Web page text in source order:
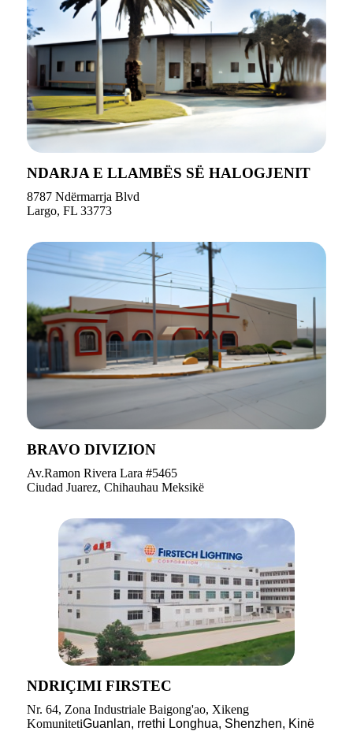
NDARJA E LLAMBËS SË HALOGJENIT
8787 Ndërmarrja Blvd
Largo, FL 33773
BRAVO DIVIZION
Av.Ramon Rivera Lara #5465
Ciudad Juarez, Chihauhau Meksikë
NDRIÇIMI FIRSTEC
Nr. 64, Zona Industriale Baigong'ao, Xikeng
KomunitetiGuanlan, rrethi Longhua, Shenzhen, Kinë